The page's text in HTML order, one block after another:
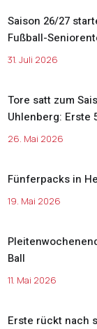
Saison 26/27
Fußball-
31. Juli 2026
Tore satt zum
Uhlenberg: Erste
26. Mai 2026
Fünferpacks in
19. Mai 2026
Ball
11. Mai 2026
Erste rückt nach